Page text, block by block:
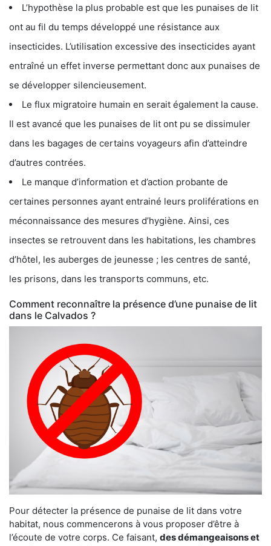
L’hypothèse la plus probable est que les punaises de lit
ont au fil du temps développé une résistance aux
insecticides. L’utilisation excessive des insecticides ayant
entraîné un effet inverse permettant donc aux punaises de
se développer silencieusement.
Le flux migratoire humain en serait également la cause.
Il est avancé que les punaises de lit ont pu se dissimuler
dans les bagages de certains voyageurs afin d’atteindre
d’autres contrées.
Le manque d’information et d’action probante de
certaines personnes ayant entrainé leurs proliférations en
méconnaissance des mesures d’hygiène. Ainsi, ces
insectes se retrouvent dans les habitations, les chambres
d’hôtel, les auberges de jeunesse ; les centres de santé,
les prisons, dans les transports communs, etc.
Comment reconnaître la présence d’une punaise de lit
dans le Calvados ?
Pour détecter la présence de punaise de lit dans votre
habitat, nous commencerons à vous proposer d’être à
l’écoute de votre corps. Ce faisant, des démangeaisons et